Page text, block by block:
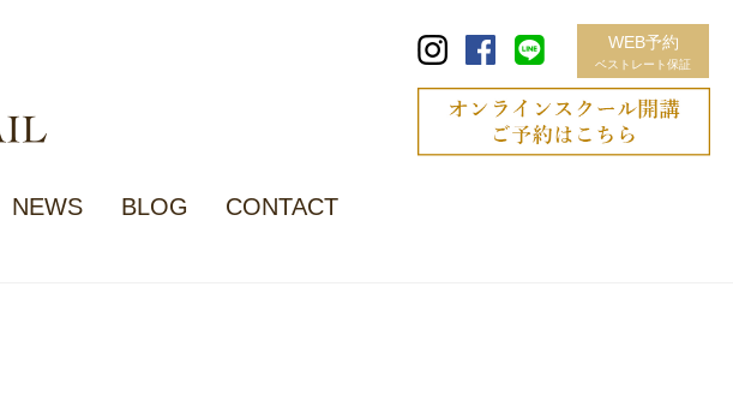
NEWS BLOG CONTACT
WEB予約
ベストレート保証